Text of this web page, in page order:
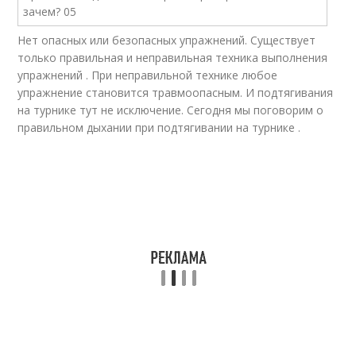
Нет опасных или безопасных упражнений. Существует
только правильная и неправильная техника выполнения
упражнений . При неправильной технике любое
упражнение становится травмоопасным. И подтягивания
на турнике тут не исключение. Сегодня мы поговорим о
правильном дыхании при подтягивании на турнике .